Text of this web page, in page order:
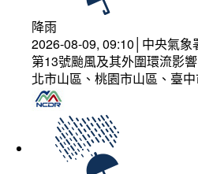
降雨
2026-08-09, 09:10│中央氣象
第13號颱風及其外圍環流影
北市山區、桃園市山區、臺